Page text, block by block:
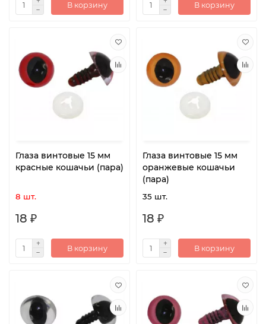
В корзину В корзину
Глаза винтовые 15 мм
красные кошачьи (пара)
8 шт.
18 ₽
В корзину
Глаза винтовые 15 мм
оранжевые кошачьи
(пара)
35 шт.
18 ₽
В корзину